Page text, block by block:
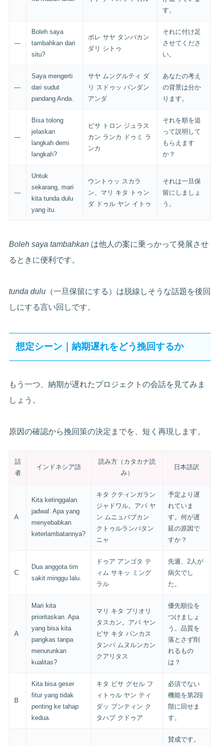
す。
—
Boleh saya
tambahkan dari
situ?
ボレ サヤ タンバカン
ダリ シトゥ
それに付け足
させてくださ
い。
—
Saya mengerti
dari sudut
pandang Anda.
サヤ ムングルティ ダ
リ スドゥッ パンダン
アンダ
あなたの考え
の背景は分か
ります。
—
Bisa tolong
jelaskan
langkah demi
langkah?
ビサ トロン ジュラス
カン ランカ ドゥミ ラ
ンカ
それを順を追
って説明して
もらえます
か？
—
Untuk
sekarang, mari
kita tunda dulu
yang itu.
ウントゥッ スカラ
ン、マリ キタ トゥン
ダ ドゥル ヤン イトゥ
それは一旦保
留にしましょ
う。
Boleh saya tambahkan は他人の案に乗っかって発展させ
るときに便利です。
tunda dulu （一旦保留にする）は脱線しそうな話題を後回
しにする言い回しです。
想定シーン｜納期遅れをどう挽回するか
もう一つ、納期が遅れたプロジェクトの会話を見てみま
しょう。
原因の確認から挽回策の決定までを、短く再現します。
話
者
インドネシア語
読み方（カタカナ読
み）
日本語訳
A
Kita ketinggalan
jadwal. Apa yang
menyebabkan
keterlambatannya?
キタ クティンガラン
ジャドワル。アパ ヤ
ン ムニュバブカン
クトゥルランバタン
ニャ
予定より遅
れていま
す。何が遅
延の原因で
すか？
C
Dua anggota tim
sakit minggu lalu.
ドゥア アンゴタ テ
ィム サキッ ミング
ラル
先週、2人が
病欠でし
た。
A
Mari kita
prioritaskan. Apa
yang bisa kita
pangkas tanpa
menurunkan
kualitas?
マリ キタ プリオリ
タスカン。アパ ヤン
ビサ キタ パンカス
タンパ ムヌルンカン
クアリタス
優先順位を
つけましょ
う。品質を
落とさず削
れるもの
は？
B
Kita bisa geser
fitur yang tidak
penting ke tahap
kedua.
キタ ビサ グセル フ
ィトゥル ヤン ティ
ダッ プンティン ク
タハプ クドゥア
必須でない
機能を第2段
階に回せま
す。
賛成です。